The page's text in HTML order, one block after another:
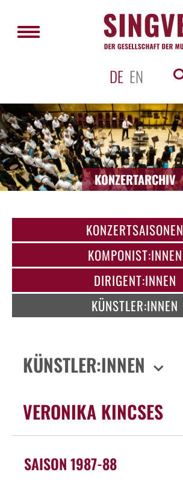
DE EN
KONZERTARCHIV
KONZERTSAISONEN
KOMPONIST:INNEN
DIRIGENT:INNEN
KÜNSTLER:INNEN
KÜNSTLER:INNEN
VERONIKA KINCSES
SAISON 1987-88